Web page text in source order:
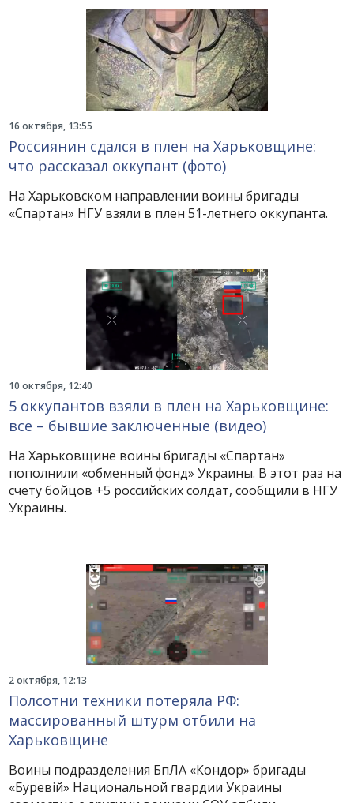
16 октября, 13:55
Россиянин сдался в плен на Харьковщине:
что рассказал оккупант (фото)
На Харьковском направлении воины бригады
«Спартан» НГУ взяли в плен 51-летнего оккупанта.
10 октября, 12:40
5 оккупантов взяли в плен на Харьковщине:
все – бывшие заключенные (видео)
На Харьковщине воины бригады «Спартан»
пополнили «обменный фонд» Украины. В этот раз на
счету бойцов +5 российских солдат, сообщили в НГУ
Украины.
2 октября, 12:13
Полсотни техники потеряла РФ:
массированный штурм отбили на
Харьковщине
Воины подразделения БпЛА «Кондор» бригады
«Буревій» Национальной гвардии Украины